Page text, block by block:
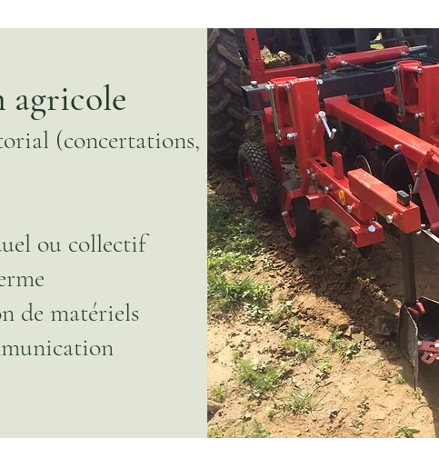
(concertations, groupe de
ou collectif
de matériels